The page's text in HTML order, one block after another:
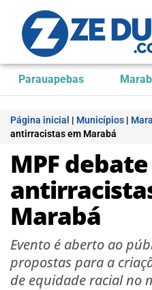
Parauapebas
Página inicial | Municípios |
antirracistas em Marabá
MPF
Marabá
Evento é aberto ao
propostas para a
de equidade racial no